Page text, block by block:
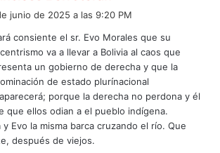
e
:
junio de 2025 a las 9:20 PM
consiente el sr. Evo Morales que su
va a llevar a Bolivia al caos que
un gobierno de derecha y que la
de estado plurínacional
porque la derecha no perdona y él
que ellos odian a el pueblo indígena.
y Evo la misma barca cruzando el río. Que
después de viejos.